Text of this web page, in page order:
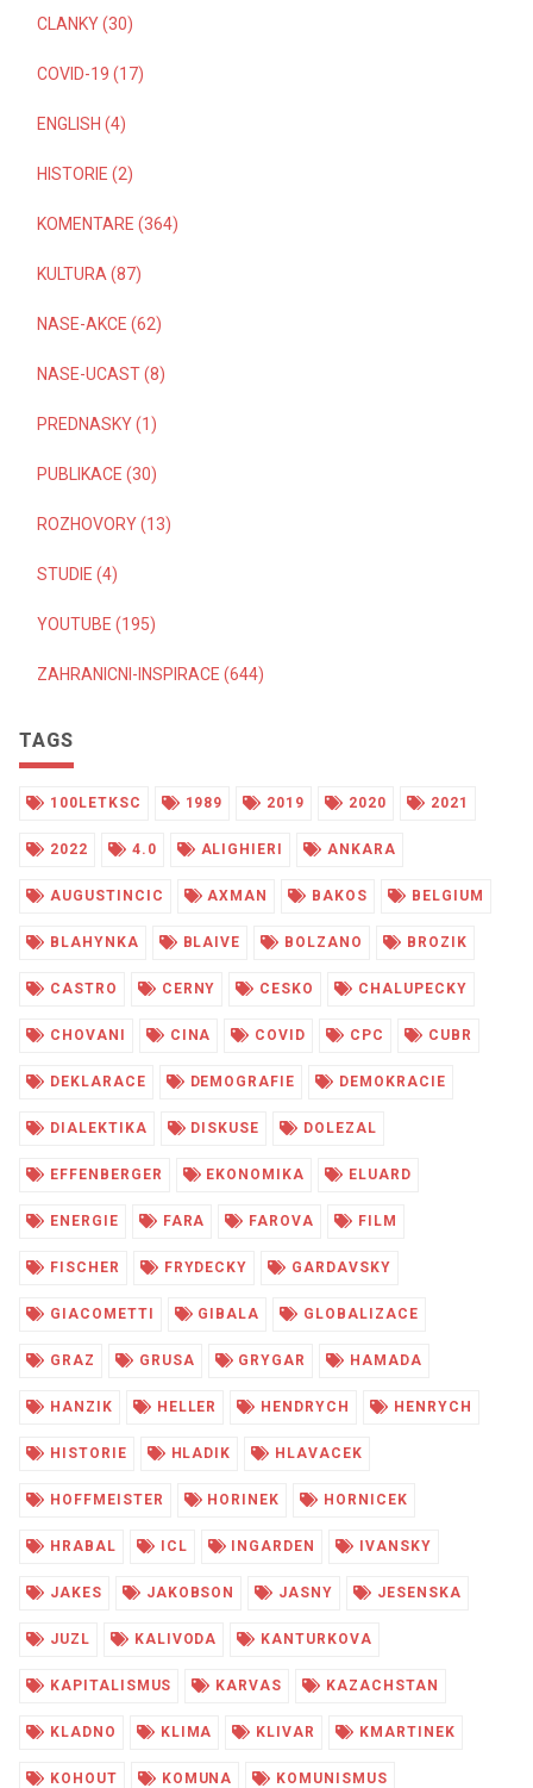
CLANKY (30)
COVID-19 (17)
ENGLISH (4)
HISTORIE (2)
KOMENTARE (364)
KULTURA (87)
NASE-AKCE (62)
NASE-UCAST (8)
PREDNASKY (1)
PUBLIKACE (30)
ROZHOVORY (13)
STUDIE (4)
YOUTUBE (195)
ZAHRANICNI-INSPIRACE (644)
TAGS
100LETKSC 1989 2019 2020 2021
2022 4.0 ALIGHIERI ANKARA
AUGUSTINCIC AXMAN BAKOS BELGIUM
BLAHYNKA BLAIVE BOLZANO BROZIK
CASTRO CERNY CESKO CHALUPECKY
CHOVANI CINA COVID CPC CUBR
DEKLARACE DEMOGRAFIE DEMOKRACIE
DIALEKTIKA DISKUSE DOLEZAL
EFFENBERGER EKONOMIKA ELUARD
ENERGIE FARA FAROVA FILM
FISCHER FRYDECKY GARDAVSKY
GIACOMETTI GIBALA GLOBALIZACE
GRAZ GRUSA GRYGAR HAMADA
HANZIK HELLER HENDRYCH HENRYCH
HISTORIE HLADIK HLAVACEK
HOFFMEISTER HORINEK HORNICEK
HRABAL ICL INGARDEN IVANSKY
JAKES JAKOBSON JASNY JESENSKA
JUZL KALIVODA KANTURKOVA
KAPITALISMUS KARVAS KAZACHSTAN
KLADNO KLIMA KLIVAR KMARTINEK
KOHOUT KOMUNA KOMUNISMUS